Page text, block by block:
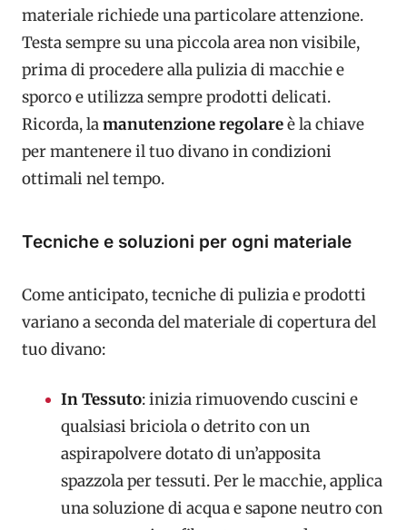
materiale richiede una particolare attenzione.
Testa sempre su una piccola area non visibile,
prima di procedere alla pulizia di macchie e
sporco e utilizza sempre prodotti delicati.
Ricorda, lamanutenzione regolareè la chiave
per mantenere il tuo divano in condizioni
ottimali nel tempo.
Tecniche e soluzioni per ogni materiale
Come anticipato, tecniche di pulizia e prodotti
variano a seconda del materiale di copertura del
tuo divano:
In Tessuto: inizia rimuovendo cuscini e
qualsiasi briciola o detrito con un
aspirapolvere dotato di un’apposita
spazzola per tessuti. Per le macchie, applica
una soluzione di acqua e sapone neutro con